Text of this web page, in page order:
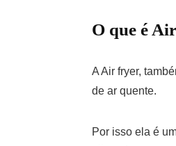
O que é
A Air fryer,
de ar quente.
Por isso ela é